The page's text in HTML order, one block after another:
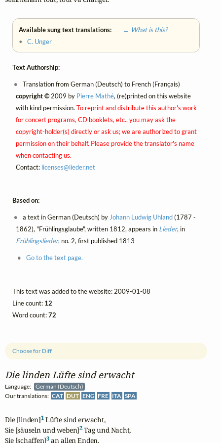
Die linden Lüfte sind erwacht
Language:
German (Deutsch)
Our translations: CAT DUT ENG FRE ITA SPA
Choose for Diff
Die [linden]1 Lüfte sind erwacht,
Sie [säuseln und weben]2 Tag und Nacht,
Sie [schaffen]3 an allen Enden.
Available sung text translations:
← What is this?
•C. Unger
Text Authorship:
Translation from German (Deutsch) to French (Français)
copyright ©2009 by Pierre Mathé, (re)printed on this website
with kind permission. To reprint and distribute this author's work
for concert programs, CD booklets, etc., you may ask the
copyright-holder(s) directly or ask us; we are authorized to grant
permission on their behalf. Please provide the translator's name
when contacting us.
Contact: licenses@lieder.net
Based on:
a text in German (Deutsch) by Johann Ludwig Uhland(1787 -
1862), "Frühlingsglaube", written 1812, appears in Lieder, in
Frühlingslieder, no. 2, first published 1813
Go to the text page.
This text was added to the website: 2009-01-08
Line count: 12
Word count:72